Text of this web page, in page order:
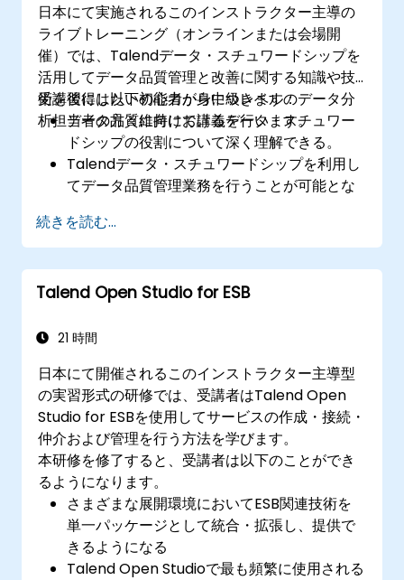
日本にて実施されるこのインストラクター主導の
ライブトレーニング（オンラインまたは会場開
催）では、Talendデータ・スチュワードシップを
活用してデータ品質管理と改善に関する知識や技
術を習得したい初心者から中級レベルのデータ分
析担当者の方々に向けて講義を行います。
受講後には以下の能力が身につきます：
データ品質維持におけるデータ・スチュワー
ドシップの役割について深く理解できる。
Talendデータ・スチュワードシップを利用し
てデータ品質管理業務を行うことが可能とな
ワークフローのカスタマイズも含め、タスク
の作成・割り当て・管理ができるようにな
る。
ツールに備わるレポート機能や監視機能を活
活動の状況を追跡可能となる。
続きを読む...
Talend Open Studio for ESB
21 時間
日本にて開催されるこのインストラクター主導型
の実習形式の研修では、受講者はTalend Open
Studio for ESBを使用してサービスの作成・接続・
仲介および管理を行う方法を学びます。
本研修を修了すると、受講者は以下のことができ
るようになります。
さまざまな展開環境においてESB関連技術を
単一パッケージとして統合・拡張し、提供で
きるようになる
Talend Open Studioで最も頻繁に使用される